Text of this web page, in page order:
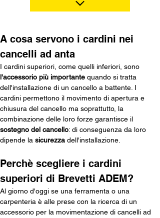
A cosa servono i cardini nei
cancelli ad anta
I cardini superiori, come quelli inferiori, sono
l'accessorio più importante quando si tratta
dell'installazione di un cancello a battente. I
cardini permettono il movimento di apertura e
chiusura del cancello ma soprattutto, la
combinazione delle loro forze garantisce il
sostegno del cancello: di conseguenza da loro
dipende la sicurezza dell'installazione.
Perchè scegliere i cardini
superiori di Brevetti ADEM?
Al giorno d'oggi se una ferramenta o una
carpenteria è alle prese con la ricerca di un
accessorio per la movimentazione di cancelli ad